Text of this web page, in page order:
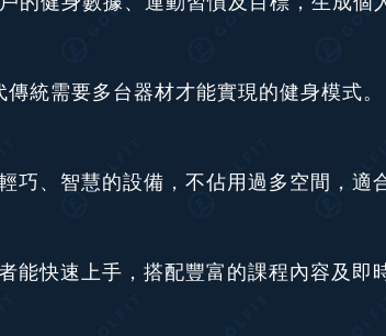
統需要多台器材才能實現的健身模式。
、智慧的設備，不佔用過多空間，適
快速上手，搭配豐富的課程內容及即